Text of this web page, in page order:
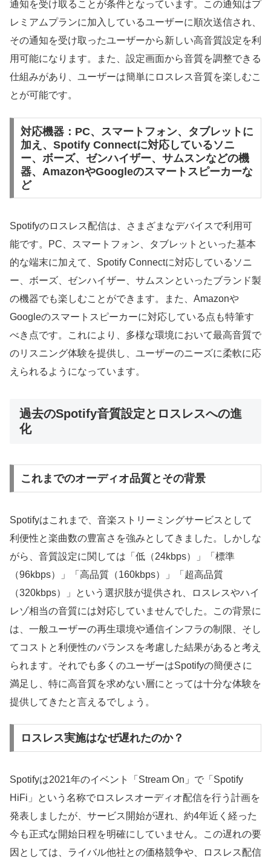
通知を受け取ることが条件となっています。この通知はプ
レミアムプランに加入しているユーザーに順次送信され、
その通知を受け取ったユーザーから新しい高音質設定を利
用可能になります。また、設定画面から音質を調整できる
仕組みがあり、ユーザーは簡単にロスレス音質を楽しむこ
とが可能です。
対応機器：PC、スマートフォン、タブレットに
加え、Spotify Connectに対応しているソニ
ー、ボーズ、ゼンハイザー、サムスンなどの機
器、AmazonやGoogleのスマートスピーカーな
ど
Spotifyのロスレス配信は、さまざまなデバイスで利用可
能です。PC、スマートフォン、タブレットといった基本
的な端末に加えて、Spotify Connectに対応しているソニ
ー、ボーズ、ゼンハイザー、サムスンといったブランド製
の機器でも楽しむことができます。また、Amazonや
Googleのスマートスピーカーに対応している点も特筆す
べき点です。これにより、多様な環境において最高音質で
のリスニング体験を提供し、ユーザーのニーズに柔軟に応
えられるようになっています。
過去のSpotify音質設定とロスレスへの進
化
これまでのオーディオ品質とその背景
Spotifyはこれまで、音楽ストリーミングサービスとして
利便性と楽曲数の豊富さを強みとしてきました。しかしな
がら、音質設定に関しては「低（24kbps）」「標準
（96kbps）」「高品質（160kbps）」「超高品質
（320kbps）」という選択肢が提供され、ロスレスやハイ
レゾ相当の音質には対応していませんでした。この背景に
は、一般ユーザーの再生環境や通信インフラの制限、そし
てコストと利便性のバランスを考慮した結果があると考え
られます。それでも多くのユーザーはSpotifyの簡便さに
満足し、特に高音質を求めない層にとっては十分な体験を
提供してきたと言えるでしょう。
ロスレス実施はなぜ遅れたのか？
Spotifyは2021年のイベント「Stream On」で「Spotify
HiFi」という名称でロスレスオーディオ配信を行う計画を
発表しましたが、サービス開始が遅れ、約4年近く経った
今も正式な開始日程を明確にしていません。この遅れの要
因としては、ライバル他社との価格競争や、ロスレス配信